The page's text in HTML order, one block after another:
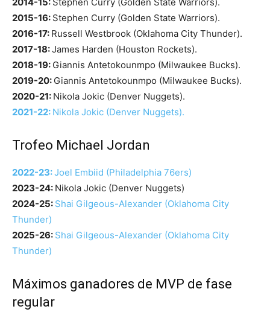
2015-16: Stephen Curry (Golden State Warriors).
2016-17: Russell Westbrook (Oklahoma City Thunder).
2017-18:James Harden (Houston Rockets).
2018-19: Giannis Antetokounmpo (Milwaukee Bucks).
2019-20: Giannis Antetokounmpo (Milwaukee Bucks).
2020-21: Nikola Jokic (Denver Nuggets).
2021-22: Nikola Jokic (Denver Nuggets).
Trofeo Michael Jordan
2022-23:Joel Embiid (Philadelphia 76ers)
2023-24: Nikola Jokic (Denver Nuggets)
2024-25: Shai Gilgeous-Alexander (Oklahoma City
Thunder)
2025-26: Shai Gilgeous-Alexander (Oklahoma City
Thunder)
Máximos ganadores de MVP de fase
regular